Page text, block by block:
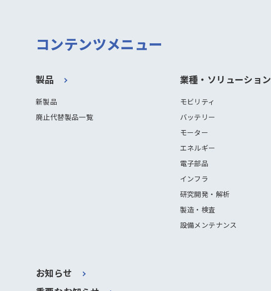
コンテンツメニュー
製品
新製品
廃止代替製品一覧
業種・ソリューション
モビリティ
バッテリー
モーター
エネルギー
電子部品
インフラ
研究開発・解析
製造・検査
設備メンテナンス
お知らせ